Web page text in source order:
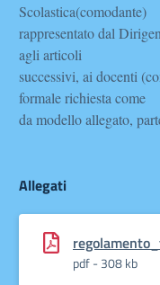
Scolastica(comodante)
rappresentato dal
agli articoli
successivi, ai docenti
formale richiesta come
da modello allegato,
Allegati
pdf - 308 kb